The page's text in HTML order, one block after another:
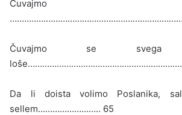
Čuvajmo
Čuvajmo se
loše………………………………………………………..
Da li doista volimo Poslanika,
sellem…………………….. 65